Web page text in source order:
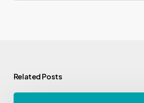
Related Posts